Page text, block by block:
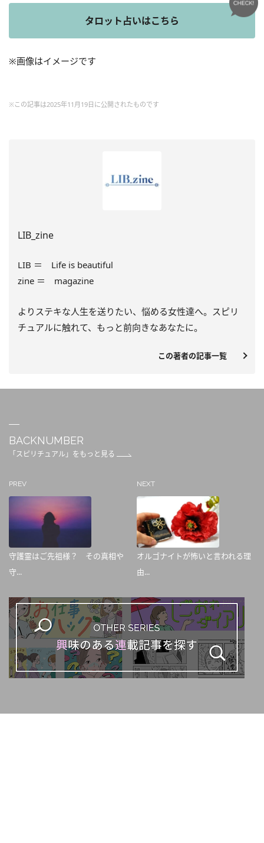
タロット占いはこちら
※画像はイメージです
※この記事は2025年11月19日に公開されたものです
LIB_zine
LIB ＝ Life is beautiful
zine ＝ magazine
よりステキな人生を送りたい、悩める女性達へ。スピリ
チュアルに触れて、もっと前向きなあなたに。
この著者の記事一覧
BACKNUMBER
「スピリチュアル」をもっと見る
PREV
守護霊はご先祖様？ その真相や
守...
NEXT
オルゴナイトが怖いと言われる理
由...